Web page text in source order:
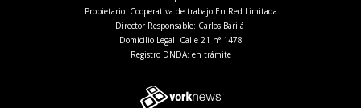
Propietario: Cooperativa de trabajo En Red Limitada
Director Responsable: Carlos Barilá
Domicilio Legal: Calle 21 n° 1478
Registro DNDA: en trámite